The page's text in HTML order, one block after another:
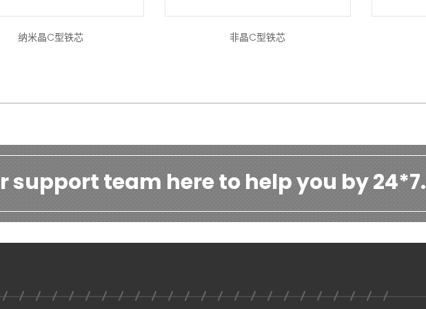
纳米晶C型铁芯 非晶C型铁芯
support team here to help you by 24*7.